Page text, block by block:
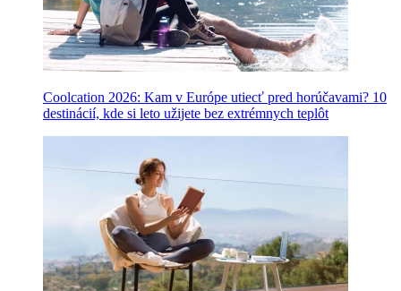
Coolcation 2026: Kam v Európe utiecť pred horúčavami? 10
destinácií, kde si leto užijete bez extrémnych teplôt